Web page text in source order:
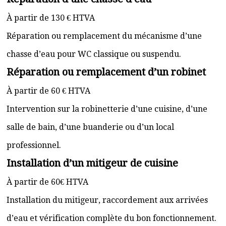
À partir de 130 € HTVA
Réparation ou remplacement du mécanisme d’une
chasse d’eau pour WC classique ou suspendu.
Réparation ou remplacement d’un robinet
À partir de 60 € HTVA
Intervention sur la robinetterie d’une cuisine, d’une
salle de bain, d’une buanderie ou d’un local
professionnel.
Installation d’un mitigeur de cuisine
À partir de 60€ HTVA
Installation du mitigeur, raccordement aux arrivées
d’eau et vérification complète du bon fonctionnement.